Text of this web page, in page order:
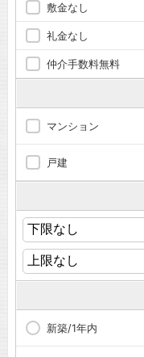
敷金なし
礼金なし
仲介手数料無料
マンション
戸建
新築/1年内